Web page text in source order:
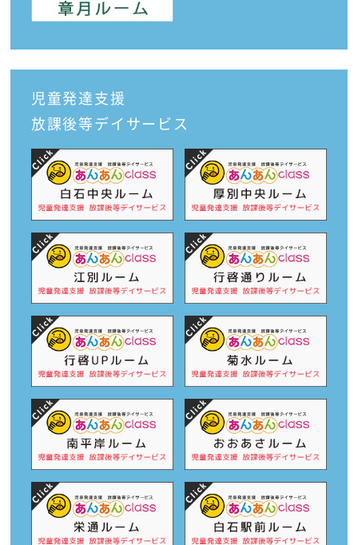
児童発達支援
放課後等デイサービス